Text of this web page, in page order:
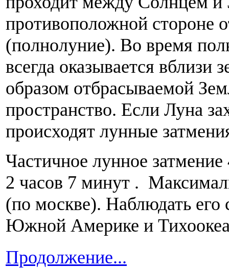
противоположной стороне
(полнолуние). Во время
всегда оказывается вблизи
образом отбрасываемой
пространство. Если Луна
происходят лунные
Частичное лунное
2 часов 7 минут .
(по москве). Наблюдать
Южной Америке и
Продолжение...